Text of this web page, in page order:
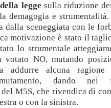
legge sulla riduzione
demagogia e
dalla sceneggiata con le
motivazione è stato il
lo strumentale
NO, mutando
addurre alcuna
dando nei
M5S, che rivendica di
o con la sinistra.